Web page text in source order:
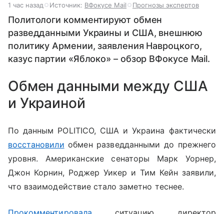
1 час назад Источник: ВФокусе Mail Прогнозы экспертов
Политологи комментируют обмен
разведданными Украины и США, внешнюю
политику Армении, заявления Навроцкого,
казус партии «Яблоко» – обзор ВФокусе Mail.
Обмен данными между США
и Украиной
По данным POLITICO, США и Украина фактически
восстановили обмен разведданными до прежнего
уровня. Американские сенаторы Марк Уорнер,
Джон Корнин, Роджер Уикер и Тим Кейн заявили,
что взаимодействие стало заметно теснее.